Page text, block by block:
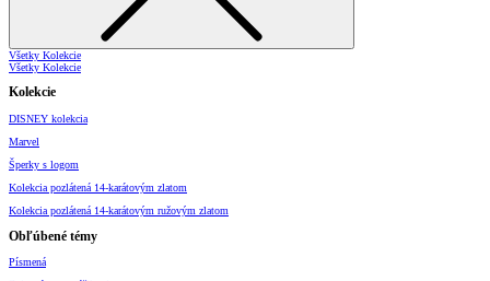
Všetky Kolekcie
Všetky Kolekcie
Kolekcie
DISNEY kolekcia
Marvel
Šperky s logom
Kolekcia pozlátená 14-karátovým zlatom
Kolekcia pozlátená 14-karátovým ružovým zlatom
Obľúbené témy
Písmená